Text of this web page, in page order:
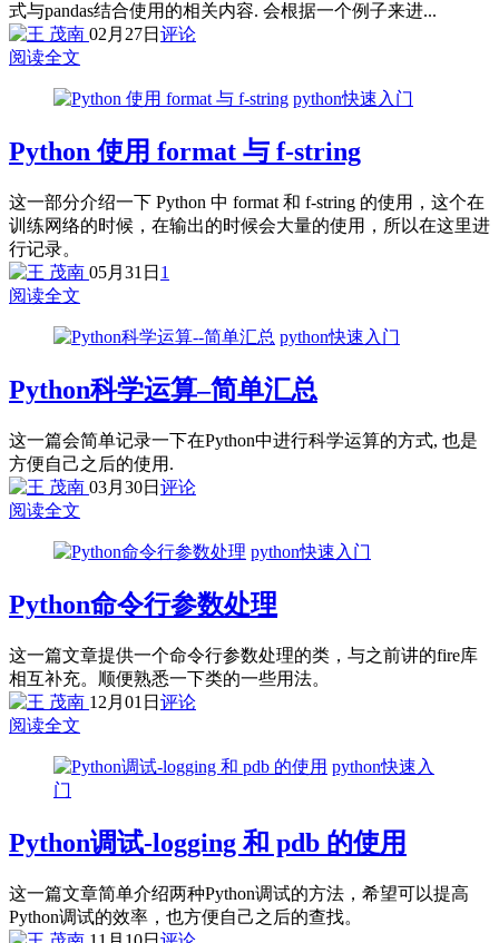
式与pandas结合使用的相关内容. 会根据一个例子来进...
02月27日 评论
阅读全文
python快速入门
Python 使用 format 与 f-string
这一部分介绍一下 Python 中 format 和 f-string 的使用，这个在
训练网络的时候，在输出的时候会大量的使用，所以在这里进
行记录。
05月31日 1
阅读全文
python快速入门
Python科学运算–简单汇总
这一篇会简单记录一下在Python中进行科学运算的方式, 也是
方便自己之后的使用.
03月30日 评论
阅读全文
python快速入门
Python命令行参数处理
这一篇文章提供一个命令行参数处理的类，与之前讲的fire库
相互补充。顺便熟悉一下类的一些用法。
12月01日 评论
阅读全文
python快速入
门
Python调试-logging 和 pdb 的使用
这一篇文章简单介绍两种Python调试的方法，希望可以提高
Python调试的效率，也方便自己之后的查找。